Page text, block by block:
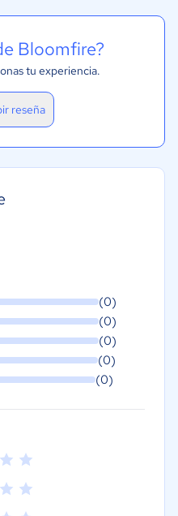
Bloomfire?
tu experiencia.
reseña
(0)
(0)
(0)
(0)
(0)